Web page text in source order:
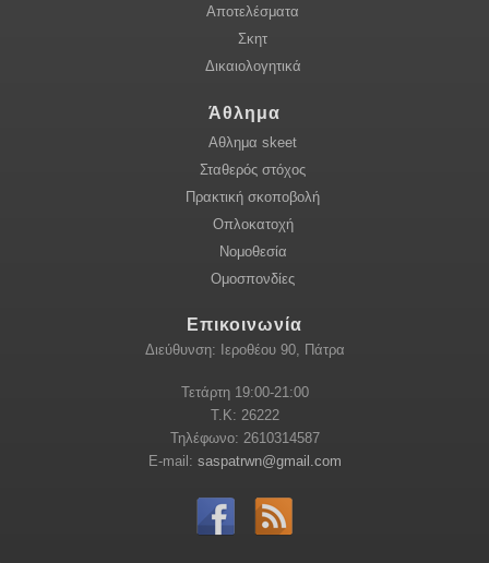
Αποτελέσματα
Σκητ
Δικαιολογητικά
Άθλημα
Αθλημα skeet
Σταθερός στόχος
Πρακτική σκοποβολή
Οπλοκατοχή
Νομοθεσία
Ομοσπονδίες
Επικοινωνία
Διεύθυνση: Ιεροθέου 90, Πάτρα
Τετάρτη 19:00-21:00
Τ.Κ: 26222
Τηλέφωνο: 2610314587
E-mail: saspatrwn@gmail.com